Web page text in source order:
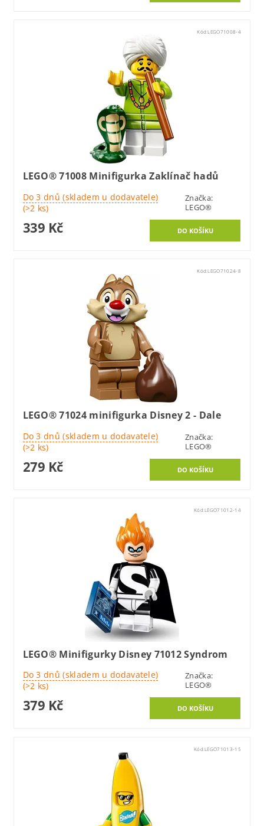
Kód:LEGO71008-4
LEGO® 71008 Minifigurka Zaklínač hadů
Do 3 dnů (skladem u dodavatele)
(>2 ks)
Značka:
LEGO®
339 Kč
Kód:LEGO71024-8
LEGO® 71024 minifigurka Disney 2 - Dale
Do 3 dnů (skladem u dodavatele)
(>2 ks)
Značka:
LEGO®
279 Kč
Kód:LEGO71012-14
LEGO® Minifigurky Disney 71012 Syndrom
Do 3 dnů (skladem u dodavatele)
(>2 ks)
Značka:
LEGO®
379 Kč
Kód:LEGO71013-15